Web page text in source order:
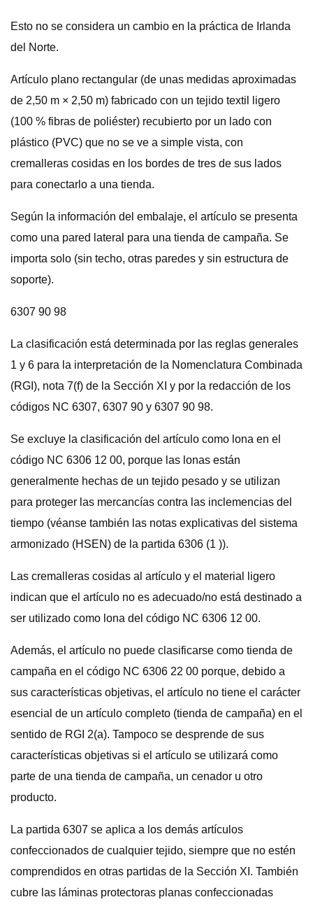
Esto no se considera un cambio en la práctica de Irlanda
del Norte.
Artículo plano rectangular (de unas medidas aproximadas
de 2,50 m × 2,50 m) fabricado con un tejido textil ligero
(100 % fibras de poliéster) recubierto por un lado con
plástico (PVC) que no se ve a simple vista, con
cremalleras cosidas en los bordes de tres de sus lados
para conectarlo a una tienda.
Según la información del embalaje, el artículo se presenta
como una pared lateral para una tienda de campaña. Se
importa solo (sin techo, otras paredes y sin estructura de
soporte).
6307 90 98
La clasificación está determinada por las reglas generales
1 y 6 para la interpretación de la Nomenclatura Combinada
(RGI), nota 7(f) de la Sección XI y por la redacción de los
códigos NC 6307, 6307 90 y 6307 90 98.
Se excluye la clasificación del artículo como lona en el
código NC 6306 12 00, porque las lonas están
generalmente hechas de un tejido pesado y se utilizan
para proteger las mercancías contra las inclemencias del
tiempo (véanse también las notas explicativas del sistema
armonizado (HSEN) de la partida 6306 (1 )).
Las cremalleras cosidas al artículo y el material ligero
indican que el artículo no es adecuado/no está destinado a
ser utilizado como lona del código NC 6306 12 00.
Además, el artículo no puede clasificarse como tienda de
campaña en el código NC 6306 22 00 porque, debido a
sus características objetivas, el artículo no tiene el carácter
esencial de un artículo completo (tienda de campaña) en el
sentido de RGI 2(a). Tampoco se desprende de sus
características objetivas si el artículo se utilizará como
parte de una tienda de campaña, un cenador u otro
producto.
La partida 6307 se aplica a los demás artículos
confeccionados de cualquier tejido, siempre que no estén
comprendidos en otras partidas de la Sección XI. También
cubre las láminas protectoras planas confeccionadas